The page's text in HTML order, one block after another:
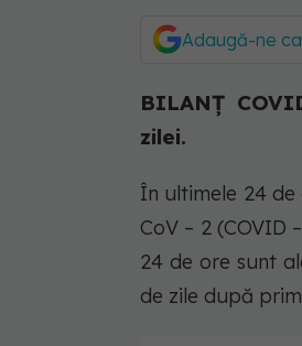
Adaugă-ne
BILANȚ
zilei.
În ultimele 24
CoV – 2 (COVID
24 de ore sunt
de zile după